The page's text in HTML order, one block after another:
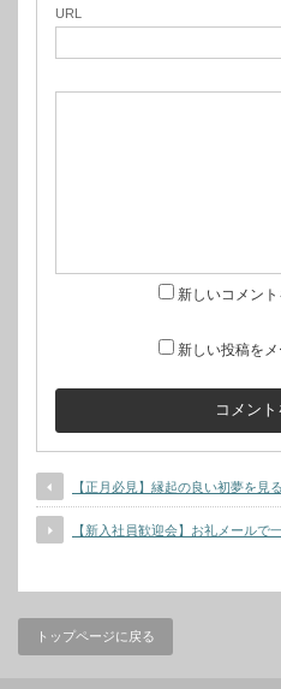
URL
新しいコメン
新しい投稿を
【正月必見】縁起の良い初夢を見
【新入社員歓迎会】お礼メールで
トップページに戻る